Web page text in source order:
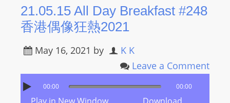
21.05.15 All Day Breakfast #248
香港偶像狂熱2021
May 16, 2021 by
K K
Leave a Comment
00:00 00:00